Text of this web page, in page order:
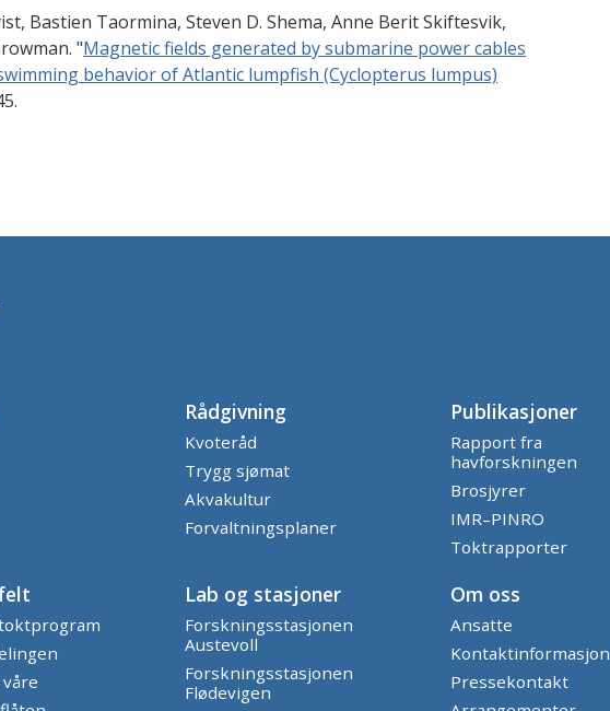
Bastien Taormina, Steven D. Shema, Anne Berit Skiftesvik,
"Magnetic fields generated by submarine power cables
behavior of Atlantic lumpfish (Cyclopterus lumpus)
Rådgivning
Kvoteråd
Trygg sjømat
Akvakultur
Forvaltningsplaner
Publikasjoner
Rapport fra
havforskningen
Brosjyrer
IMR–PINRO
Toktrapporter
Lab og stasjoner
Forskningsstasjonen
Austevoll
Forskningsstasjonen
Flødevigen
Om oss
Ansatte
Kontaktinformasjon
Pressekontakt